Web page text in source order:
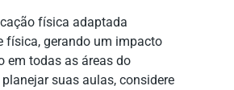
física adaptada
física, gerando um impacto
em todas as áreas do
suas aulas, considere